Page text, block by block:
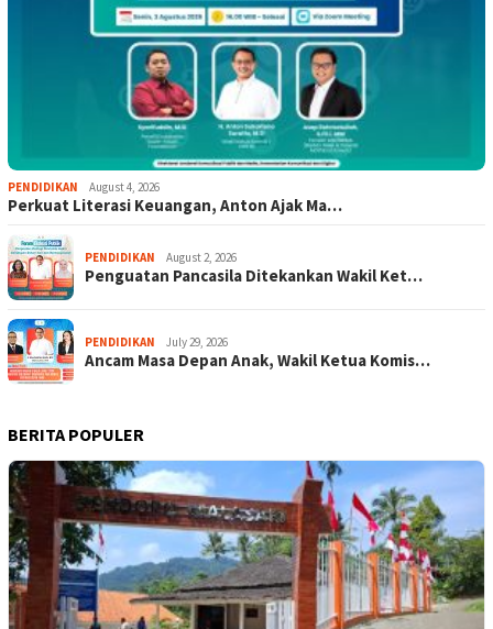
PENDIDIKAN August 4, 2026
Perkuat Literasi Keuangan, Anton Ajak Ma…
PENDIDIKAN August 2, 2026
Penguatan Pancasila Ditekankan Wakil Ket…
PENDIDIKAN July 29, 2026
Ancam Masa Depan Anak, Wakil Ketua Komis…
BERITA POPULER